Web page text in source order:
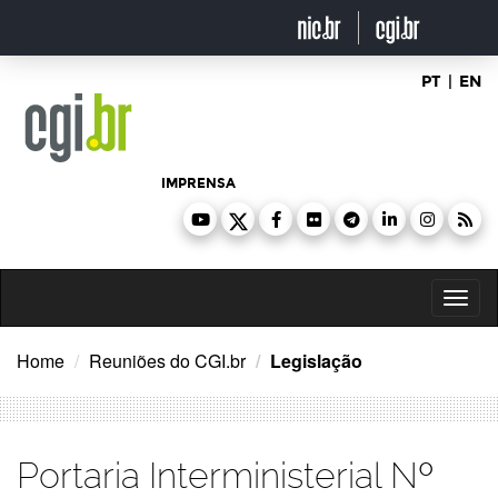
o
PT | EN
IMPRENSA
Home Reuniões do CGI.br Legislação
Portaria Interministerial Nº